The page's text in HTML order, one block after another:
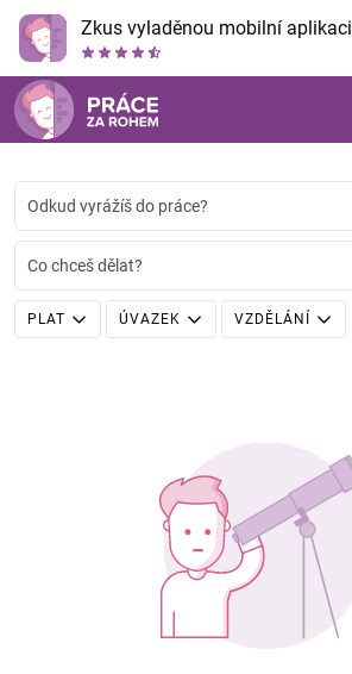
Zkus vyladěnou mobilní aplikaci
Odkud vyrážíš do práce?
Co chceš dělat?
PLAT ÚVAZEK VZDĚLÁNÍ